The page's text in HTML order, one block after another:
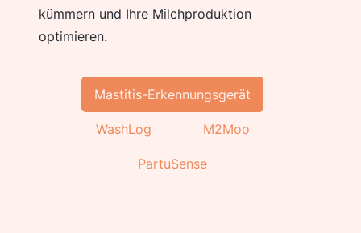
kümmern und Ihre Milchproduktion
optimieren.
Mastitis-Erkennungsgerät
WashLog M2Moo
PartuSense